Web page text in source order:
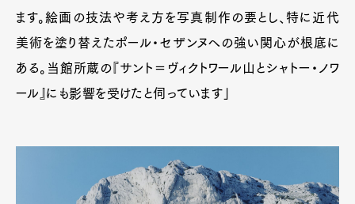
ます。絵画の技法や考え方を写真制作の要とし、特に近代
美術を塗り替えたポール・セザンヌへの強い関心が根底に
ある。当館所蔵の『サント＝ヴィクトワール山とシャトー・ノワ
ール』にも影響を受けたと伺っています」